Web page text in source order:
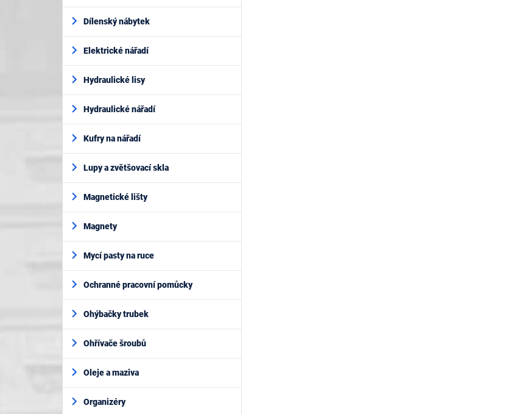
Dílenský nábytek
Elektrické nářadí
Hydraulické lisy
Hydraulické nářadí
Kufry na nářadí
Lupy a zvětšovací skla
Magnetické lišty
Magnety
Mycí pasty na ruce
Ochranné pracovní pomůcky
Ohýbačky trubek
Ohřívače šroubů
Oleje a maziva
Organizéry